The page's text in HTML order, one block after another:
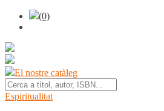
(0)
El nostre catàleg
Espiritualitat